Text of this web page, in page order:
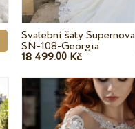
Svatební šaty Supernova
SN-108-Georgia
18 499.00Kč